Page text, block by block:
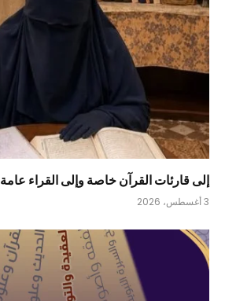
إلى قارئات القرآن خاصة وإلى القراء عامة
3 أغسطس، 2026